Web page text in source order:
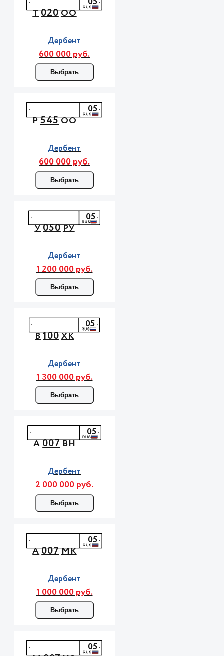
Т020ОО
Дербент
600 000 руб.
Выбрать
Р545ОО
05
Дербент
600 000 руб.
Выбрать
У050РУ
05
Дербент
1 200 000 руб.
Выбрать
В100ХК
05
Дербент
1 300 000 руб.
Выбрать
А007ВН
05
Дербент
2 000 000 руб.
Выбрать
А007МК
05
Дербент
1 000 000 руб.
Выбрать
05